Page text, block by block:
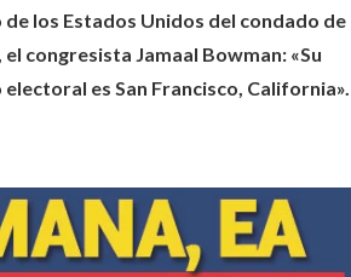
los Estados Unidos del condado de
congresista Jamaal Bowman: «Su
es San Francisco, California».